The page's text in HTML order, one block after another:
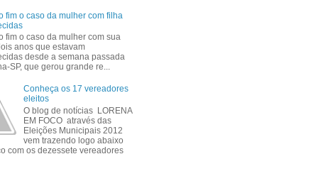
fim o caso da mulher com filha
fim o caso da mulher com sua
anos que estavam
desde a semana passada
SP, que gerou grande re...
Conheça os 17 vereadores
eleitos
O blog de notícias LORENA
EM FOCO através das
Eleições Municipais 2012
vem trazendo logo abaixo
com os dezessete vereadores